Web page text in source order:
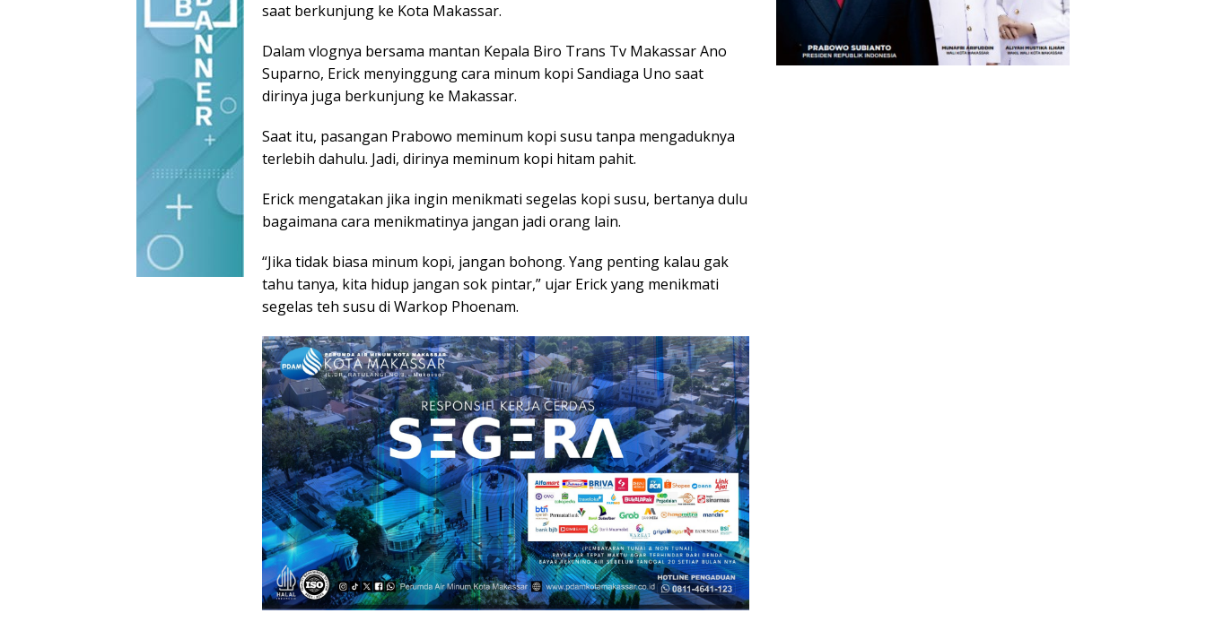
saat berkunjung ke Kota Makassar.
Dalam vlognya bersama mantan Kepala Biro Trans Tv Makassar Ano
Suparno, Erick menyinggung cara minum kopi Sandiaga Uno saat
dirinya juga berkunjung ke Makassar.
Saat itu, pasangan Prabowo meminum kopi susu tanpa mengaduknya
terlebih dahulu. Jadi, dirinya meminum kopi hitam pahit.
Erick mengatakan jika ingin menikmati segelas kopi susu, bertanya dulu
bagaimana cara menikmatinya jangan jadi orang lain.
“Jika tidak biasa minum kopi, jangan bohong. Yang penting kalau gak
tahu tanya, kita hidup jangan sok pintar,” ujar Erick yang menikmati
segelas teh susu di Warkop Phoenam.